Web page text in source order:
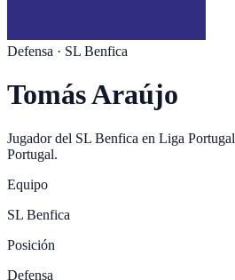
Defensa · SL Benfica
Tomás Araújo
Jugador del SL Benfica en Liga Portugal
Portugal.
Equipo
SL Benfica
Posición
Defensa